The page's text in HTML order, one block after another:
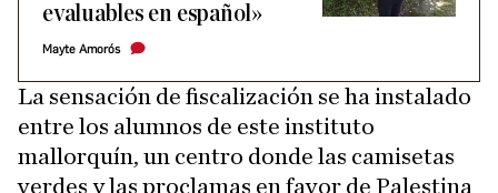
evaluables en español»
Mayte Amorós
La sensación de fiscalización se ha instalado
entre los alumnos de este instituto
mallorquín, un centro donde las camisetas
verdes y las proclamas en favor de Palestina